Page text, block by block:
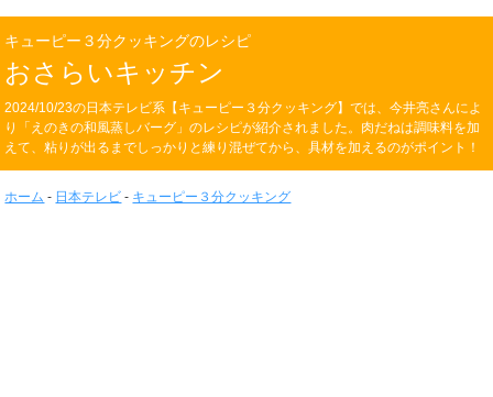
キューピー３分クッキングのレシピ
おさらいキッチン
2024/10/23の日本テレビ系【キューピー３分クッキング】では、今井亮さんによ
り「えのきの和風蒸しバーグ」のレシピが紹介されました。肉だねは調味料を加
えて、粘りが出るまでしっかりと練り混ぜてから、具材を加えるのがポイント！
ホーム - 日本テレビ - キューピー３分クッキング